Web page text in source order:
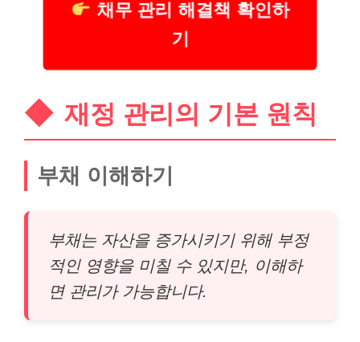
채무 관리 해결책 확인하
기
재정 관리의 기본 원칙
부채 이해하기
부채는 자산을 증가시키기 위해 부정
적인 영향을 미칠 수 있지만, 이해하
면 관리가 가능합니다.